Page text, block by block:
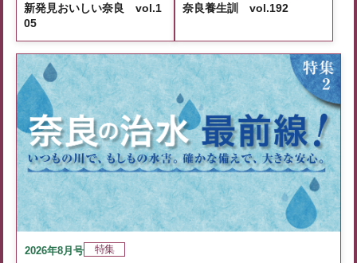
新発見おいしい奈良 vol.1
05
奈良養生訓 vol.192
2026年8月号 特集